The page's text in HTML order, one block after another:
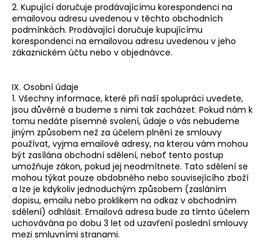
2. Kupující doručuje prodávajícímu korespondenci na
emailovou adresu uvedenou v těchto obchodních
podmínkách. Prodávající doručuje kupujícímu
korespondenci na emailovou adresu uvedenou v jeho
zákaznickém účtu nebo v objednávce.
IX. Osobní údaje
1. Všechny informace, které při naší spolupráci uvedete,
jsou důvěrné a budeme s nimi tak zacházet. Pokud nám k
tomu nedáte písemné svolení, údaje o vás nebudeme
jiným způsobem než za účelem plnění ze smlouvy
používat, vyjma emailové adresy, na kterou vám mohou
být zasílána obchodní sdělení, neboť tento postup
umožňuje zákon, pokud jej neodmítnete. Tato sdělení se
mohou týkat pouze obdobného nebo souvisejícího zboží
a lze je kdykoliv jednoduchým způsobem (zasláním
dopisu, emailu nebo proklikem na odkaz v obchodním
sdělení) odhlásit. Emailová adresa bude za tímto účelem
uchovávána po dobu 3 let od uzavření poslední smlouvy
mezi smluvními stranami.